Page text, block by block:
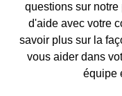
questions sur
d'aide avec votre
savoir plus sur la
vous aider dans
équipe